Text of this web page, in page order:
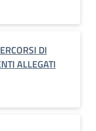
DI
ALLEGATI